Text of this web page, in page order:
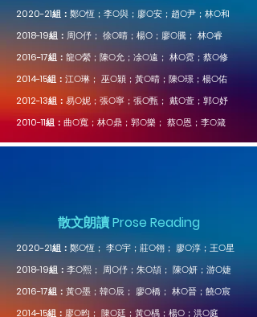
2020-21組： 鄭​O恆；李O與；廖O安；趙O尹；林O和
2018-19組： 周O伃； 徐O晴；楊O；廖O騰； 林O睿
2016-17組： 龍O縈；陳O允；凃O遠； 林O霓；蔡O修
2014-15組： 江O琳； 巫O穎；黃O晴；陳O璟；楊O佑
2012-13組： 易O妮；張O寧；張O甄； 戴O萱；郭O妤
2010-11組： 曲O寬；林O鼎；郭O樂； 蔡O恩；李O箴
散文朗讀 Prose Reading
2020-21組： 鄭O恆； 李O宇；莊O翎； 廖O淳；王O星
2018-19組： 李O熙； 周O伃；朱O頡； 陳O妍；游O婕
2016-17組： 黃O墨 ； 韓O辰； 廖O橋； 林O晉；饒O宸
2014-15組： 廖O昀； 陳O廷；黃O楀；楊O；洪O庭